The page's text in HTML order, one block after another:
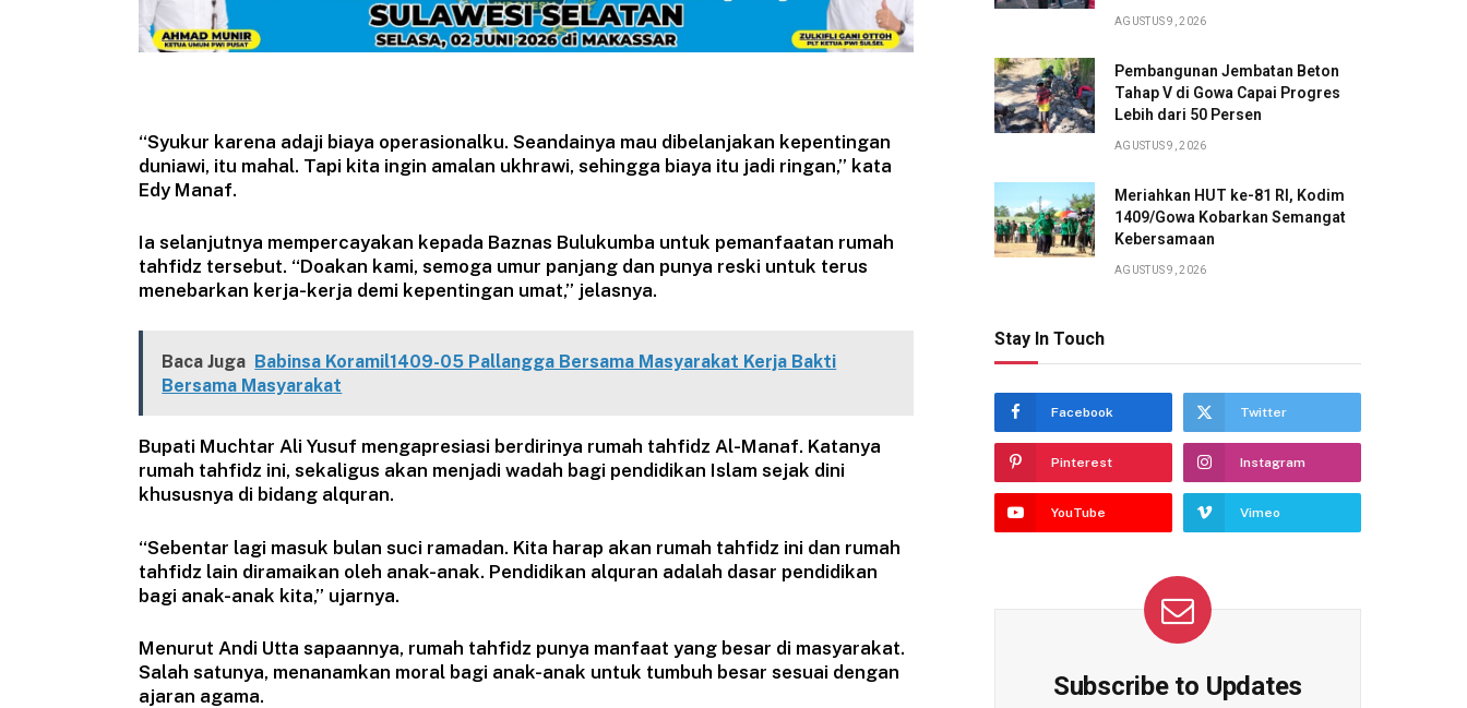
“Syukur karena adaji biaya operasionalku. Seandainya mau dibelanjakan kepentingan
duniawi, itu mahal. Tapi kita ingin amalan ukhrawi, sehingga biaya itu jadi ringan,” kata
Edy Manaf.
Ia selanjutnya mempercayakan kepada Baznas Bulukumba untuk pemanfaatan rumah
tahfidz tersebut. “Doakan kami, semoga umur panjang dan punya reski untuk terus
menebarkan kerja-kerja demi kepentingan umat,” jelasnya.
Baca Juga Babinsa Koramil1409-05 Pallangga Bersama Masyarakat Kerja Bakti
Bersama Masyarakat
Bupati Muchtar Ali Yusuf mengapresiasi berdirinya rumah tahfidz Al-Manaf. Katanya
rumah tahfidz ini, sekaligus akan menjadi wadah bagi pendidikan Islam sejak dini
khususnya di bidang alquran.
“Sebentar lagi masuk bulan suci ramadan. Kita harap akan rumah tahfidz ini dan rumah
tahfidz lain diramaikan oleh anak-anak. Pendidikan alquran adalah dasar pendidikan
bagi anak-anak kita,” ujarnya.
Menurut Andi Utta sapaannya, rumah tahfidz punya manfaat yang besar di masyarakat.
Salah satunya, menanamkan moral bagi anak-anak untuk tumbuh besar sesuai dengan
ajaran agama.
AGUSTUS 9, 2026
Pembangunan Jembatan Beton
Tahap V di Gowa Capai Progres
Lebih dari 50 Persen
AGUSTUS 9, 2026
Meriahkan HUT ke-81 RI, Kodim
1409/Gowa Kobarkan Semangat
Kebersamaan
AGUSTUS 9, 2026
Stay In Touch
Facebook Twitter
Pinterest Instagram
YouTube Vimeo
Subscribe to Updates